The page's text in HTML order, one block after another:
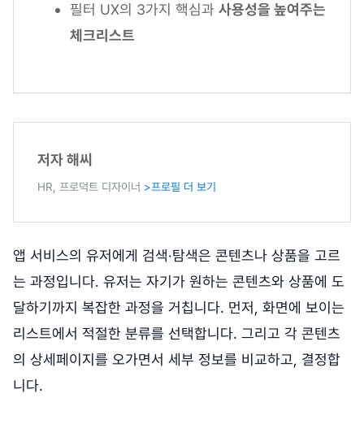
필터 UX의 3가지 핵심과 사용성을 높여주는
체크리스트
저자 해씨
HR, 프로덕트 디자이너 >프로필 더 보기
앱 서비스의 유저에게 검색·탐색은 콘텐츠나 상품을 고르
는 과정입니다. 유저는 자기가 원하는 콘텐츠와 상품에 도
달하기까지 복잡한 과정을 거칩니다. 먼저, 화면에 보이는
리스트에서 적절한 분류를 선택합니다. 그리고 각 콘텐츠
의 상세페이지를 오가면서 세부 정보를 비교하고, 결정합
니다.